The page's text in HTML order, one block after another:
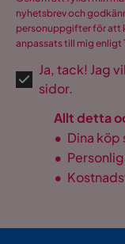
nyhetsbrev och
personuppgifter för att
anpassats till mig enligt
Ja, tack! Jag
sidor.
Allt detta
• Dina köp
•
•